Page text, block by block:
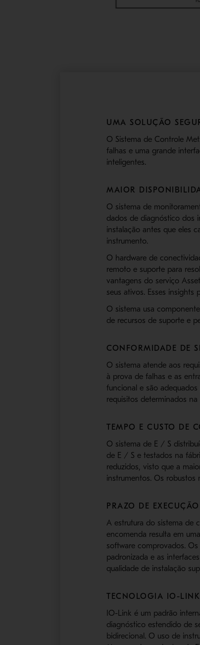
UMA SOLUÇÃO
O Sistema de Controle
falhas e uma grande
inteligentes.
MAIOR
O sistema de
dados de diagnóstico dos
instalação antes que eles
instrumento.
O hardware de
remoto e suporte para
vantagens do serviço
seus ativos. Esses
O sistema usa
de recursos de suporte e
CONFORMIDADE DE
O sistema atende aos
à prova de falhas e as
funcional e são
requisitos determinados
TEMPO E CUSTO DE
O sistema de E / S
de E / S e testados na
reduzidos, visto que a
instrumentos. Os robustos
PRAZO DE
A estrutura do sistema de
encomenda resulta em
software comprovados.
padronizada e as
qualidade de instalação
TECNOLOGIA IO-
IO-Link é um padrão
diagnóstico estendido de
bidirecional. O uso de